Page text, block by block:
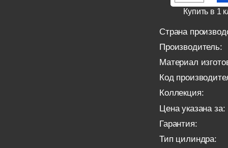
Купить в 1
Страна
Производитель:
Материал
Код
Коллекция:
Цена указана за:
Гарантия:
Тип цилиндра: